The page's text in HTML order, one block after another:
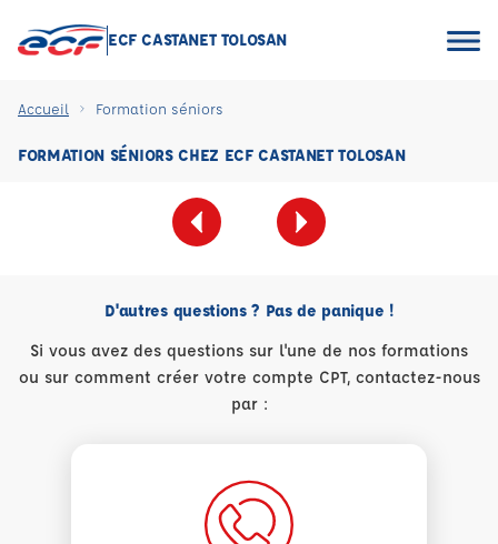
ECF CASTANET TOLOSAN
Accueil Formation séniors
FORMATION SÉNIORS CHEZ ECF CASTANET TOLOSAN
D'autres questions ? Pas de panique !
Si vous avez des questions sur l'une de nos formations
ou sur comment créer votre compte CPT, contactez-nous
par :